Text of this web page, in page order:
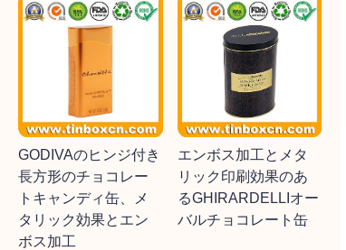
GODIVAのヒンジ付き
長方形のチョコレー
トキャンディ缶、メ
タリック効果とエン
ボス加工
エンボス加工とメタ
リック印刷効果のあ
るGHIRARDELLIオー
バルチョコレート缶